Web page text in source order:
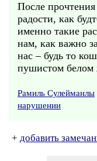
После
радости, как
именно такие
нам, как важно
нас – будь то
пушистом белом
Рамиль Сулейманлы
нарушении
+ добавить